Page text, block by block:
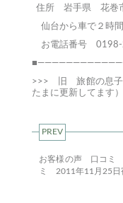
住所 岩手県 花
仙台から車で２時
お電話番号 0198-
>>>
旧 旅館の息
たまに更新してます）
PREV
お客様の声 口コミ
ミ 2011年11月25日